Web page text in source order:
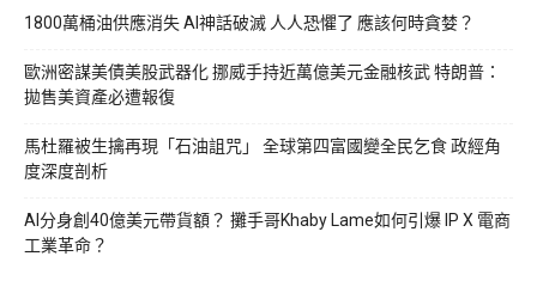
1800萬桶油供應消失 AI神話破滅 人人恐懼了 應該何時貪婪？
歐洲密謀美債美股武器化 挪威手持近萬億美元金融核武 特朗普：
拋售美資產必遭報復
馬杜羅被生擒再現「石油詛咒」 全球第四富國變全民乞食 政經角
度深度剖析
AI分身創40億美元帶貨額？ 攤手哥Khaby Lame如何引爆 IP X 電商
工業革命？